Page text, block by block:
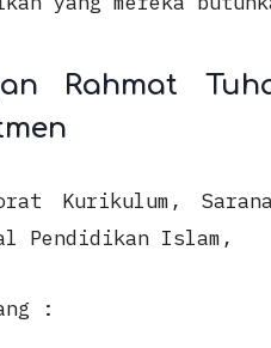
Rahmat
Kurikulum,
Pendidikan Islam,
: